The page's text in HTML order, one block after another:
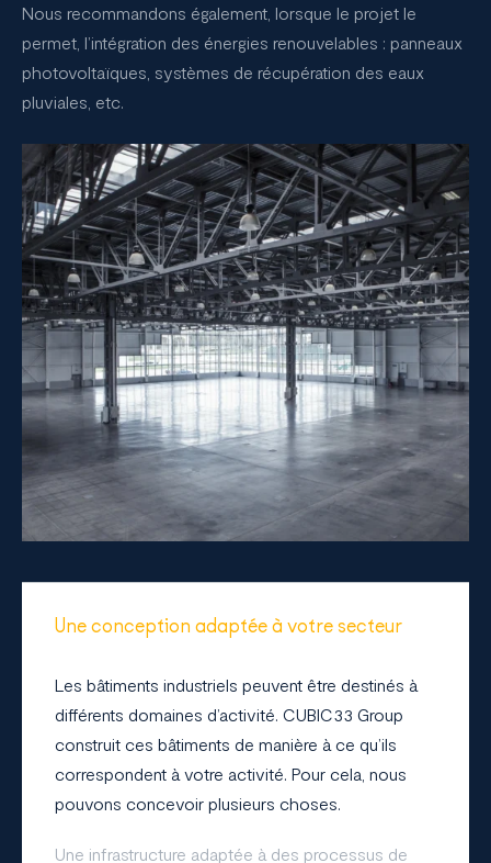
Nous recommandons également, lorsque le projet le
permet, l’intégration des énergies renouvelables : panneaux
photovoltaïques, systèmes de récupération des eaux
pluviales, etc.
Une conception adaptée à votre secteur
Les bâtiments industriels peuvent être destinés à
différents domaines d’activité. CUBIC33 Group
construit ces bâtiments de manière à ce qu’ils
correspondent à votre activité. Pour cela, nous
pouvons concevoir plusieurs choses.
Une infrastructure adaptée à des processus de